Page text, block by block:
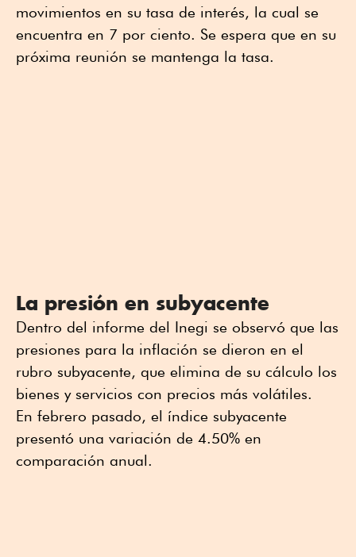
movimientos en su tasa de interés, la cual se
encuentra en 7 por ciento. Se espera que en su
próxima reunión se mantenga la tasa.
La presión en subyacente
Dentro del informe del Inegi se observó que las
presiones para la inflación se dieron en el
rubro subyacente, que elimina de su cálculo los
bienes y servicios con precios más volátiles.
En febrero pasado, el índice subyacente
presentó una variación de 4.50% en
comparación anual.